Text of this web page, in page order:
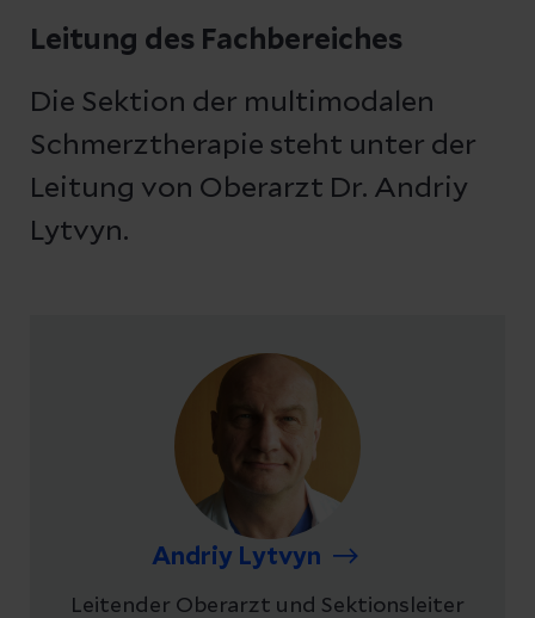
Leitung des Fachbereiches
Die Sektion der multimodalen
Schmerztherapie steht unter der
Leitung von Oberarzt Dr. Andriy
Lytvyn.
Andriy Lytvyn
Leitender Oberarzt und Sektionsleiter